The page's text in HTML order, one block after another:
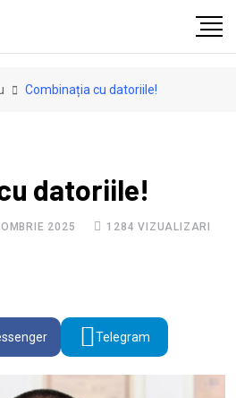
Combinația cu datoriile!
datoriile!
2025 1284 VIZUALIZARI
Telegram